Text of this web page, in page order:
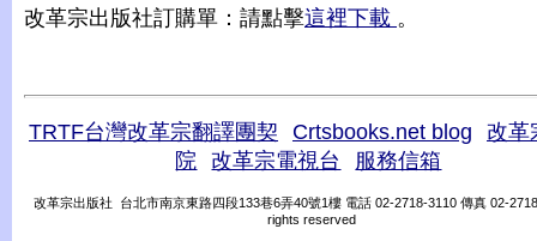
改革宗出版社訂購單：請點擊這裡下載 。
TRTF台灣改革宗翻譯團契 Crtsbooks.net blog
改革
院
改革宗電視台 服務信箱
改革宗出版社 台北市南京東路四段133巷6弄40號1樓 電話 02-2718-3110 傳真 02-
rights reserved